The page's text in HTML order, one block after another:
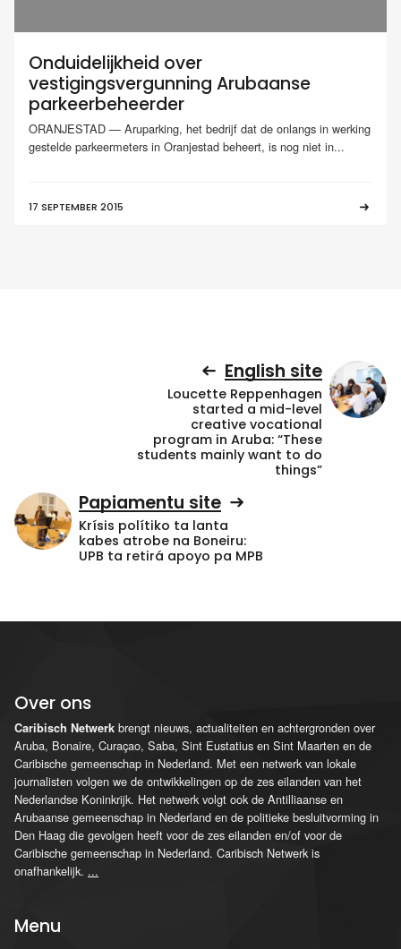
Onduidelijkheid over
vestigingsvergunning Arubaanse
parkeerbeheerder
ORANJESTAD — Aruparking, het bedrijf dat de onlangs in werking
gestelde parkeermeters in Oranjestad beheert, is nog niet in...
17 SEPTEMBER 2015
English site
Loucette Reppenhagen
started a mid-level
creative vocational
program in Aruba: “These
students mainly want to do
things”
Papiamentu site
Krísis polítiko ta lanta
kabes atrobe na Boneiru:
UPB ta retirá apoyo pa MPB
Over ons
Caribisch Netwerk brengt nieuws, actualiteiten en achtergronden over
Aruba, Bonaire, Curaçao, Saba, Sint Eustatius en Sint Maarten en de
Caribische gemeenschap in Nederland. Met een netwerk van lokale
journalisten volgen we de ontwikkelingen op de zes eilanden van het
Nederlandse Koninkrijk. Het netwerk volgt ook de Antilliaanse en
Arubaanse gemeenschap in Nederland en de politieke besluitvorming in
Den Haag die gevolgen heeft voor de zes eilanden en/of voor de
Caribische gemeenschap in Nederland. Caribisch Netwerk is
onafhankelijk. ...
Menu